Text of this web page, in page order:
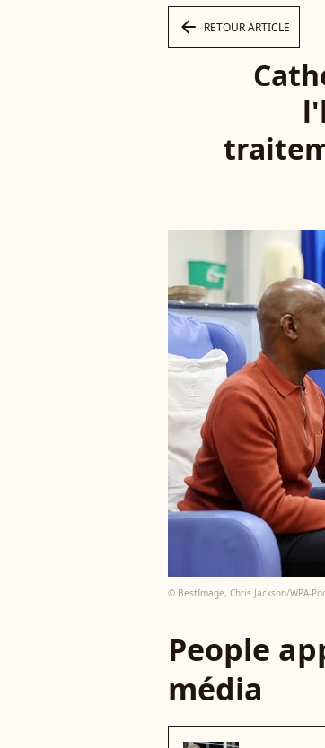
arrow_left RETOUR ARTICLE
© BestImage, Chris Jackson/WPA-
People
média